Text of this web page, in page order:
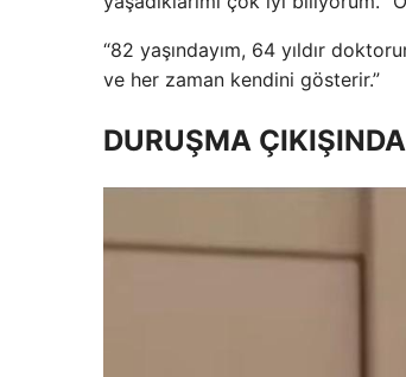
“82 yaşındayım, 64 yıldır
ve her zaman kendini gösterir.”
DURUŞMA